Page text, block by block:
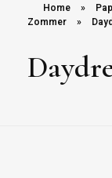
Home »
Zommer
»